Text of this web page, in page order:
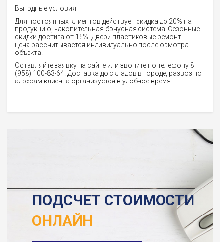
Выгодные условия
Для постоянных клиентов действует скидка до 20% на
продукцию, накопительная бонусная система. Сезонные
скидки достигают 15%. Двери пластиковые ремонт
цена рассчитывается индивидуально после осмотра
объекта.
Оставляйте заявку на сайте или звоните по телефону 8
(958) 100-83-64. Доставка до складов в городе, развоз по
адресам клиента организуется в удобное время.
ПОДСЧЕТ СТОИМОСТИ
ОНЛАЙН